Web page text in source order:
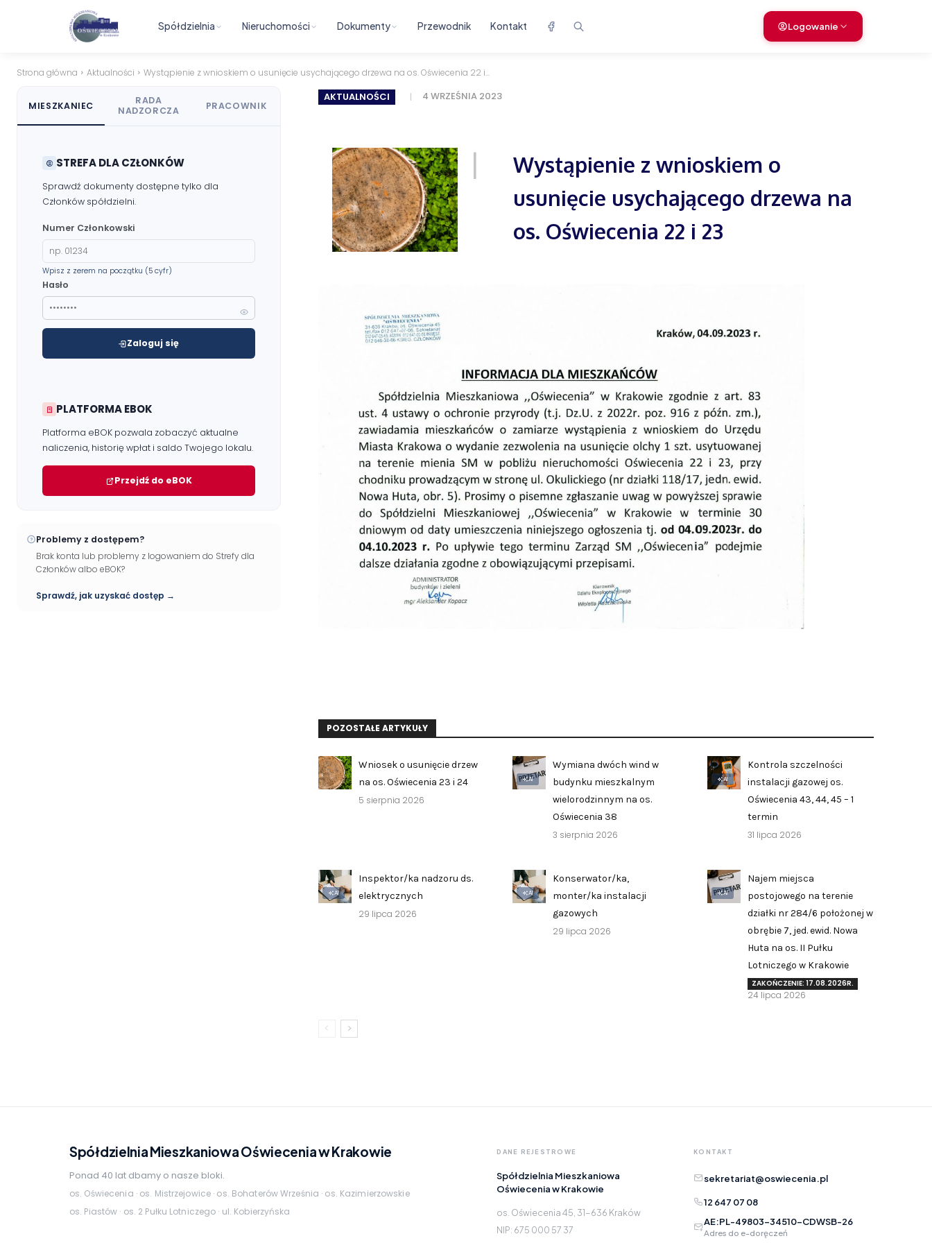
Materiały dla Rad Mieszkańców ›
Strefa Pracowników
Spółdzielnia Nieruchomości Dokumenty Przewodnik Kontakt Logowanie
Strona główna Aktualności Wystąpienie z wnioskiem o usunięcie usychającego drzewa na os. Oświecenia 22 i...
AKTUALNOŚCI 4 WRZEŚNIA 2023
Wystąpienie z wnioskiem o
usunięcie usychającego drzewa na
os. Oświecenia 22 i 23
POZOSTAŁE ARTYKUŁY
Wniosek o usunięcie drzew
na os. Oświecenia 23 i 24
5 sierpnia 2026
AI
Wymiana dwóch wind w
budynku mieszkalnym
wielorodzinnym na os.
Oświecenia 38
3 sierpnia 2026
AI
Kontrola szczelności
instalacji gazowej os.
Oświecenia 43, 44, 45 – 1
termin
31 lipca 2026
AI
Inspektor/ka nadzoru ds.
elektrycznych
29 lipca 2026
AI
Konserwator/ka,
monter/ka instalacji
gazowych
29 lipca 2026
AI
Najem miejsca
postojowego na terenie
działki nr 284/6 położonej w
obrębie 7, jed. ewid. Nowa
Huta na os. II Pułku
Lotniczego w Krakowie
ZAKOŃCZENIE: 17.08.2026R.
24 lipca 2026
MIESZKANIEC
RADA
NADZORCZA
PRACOWNIK
STREFA DLA CZŁONKÓW
Sprawdź dokumenty dostępne tylko dla
Członków spółdzielni.
Numer Członkowski
Wpisz z zerem na początku (5 cyfr)
Hasło
Zaloguj się
PLATFORMA EBOK
Platforma eBOK pozwala zobaczyć aktualne
naliczenia, historię wpłat i saldo Twojego lokalu.
Przejdź do eBOK
Problemy z dostępem?
Brak konta lub problemy z logowaniem do Strefy dla
Członków albo eBOK?
Sprawdź, jak uzyskać dostęp →
Spółdzielnia Mieszkaniowa Oświecenia w Krakowie
Ponad 40 lat dbamy o nasze bloki.
os. Oświecenia · os. Mistrzejowice · os. Bohaterów Września · os. Kazimierzowskie
os. Piastów · os. 2 Pułku Lotniczego · ul. Kobierzyńska
DANE REJESTROWE
Spółdzielnia Mieszkaniowa
Oświecenia w Krakowie
os. Oświecenia 45, 31-636 Kraków
NIP: 675 000 57 37
KONTAKT
sekretariat@oswiecenia.pl
12 647 07 08
AE:PL-49803-34510-CDWSB-26
Adres do e-doręczeń
Zgłoś problem lub uwagę
Twoja opinia pomaga nam ulepszać serwis
Adres e-mail opcjonalnie